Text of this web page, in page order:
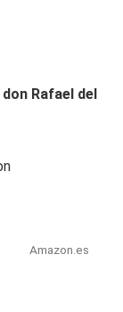
Rafael del
Amazon.es